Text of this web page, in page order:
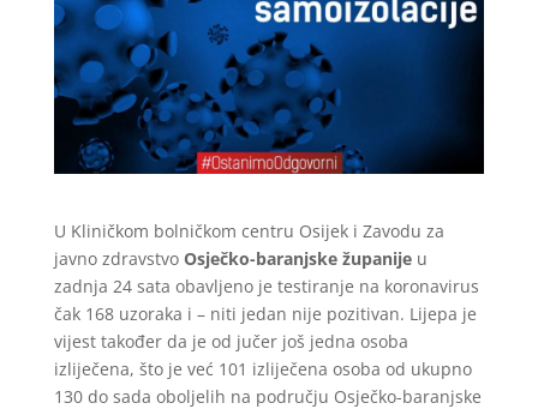
U Kliničkom bolničkom centru Osijek i Zavodu za
javno zdravstvo Osječko-baranjske županije u
zadnja 24 sata obavljeno je testiranje na koronavirus
čak 168 uzoraka i – niti jedan nije pozitivan. Lijepa je
vijest također da je od jučer još jedna osoba
izliječena, što je već 101 izliječena osoba od ukupno
130 do sada oboljelih na području Osječko-baranjske